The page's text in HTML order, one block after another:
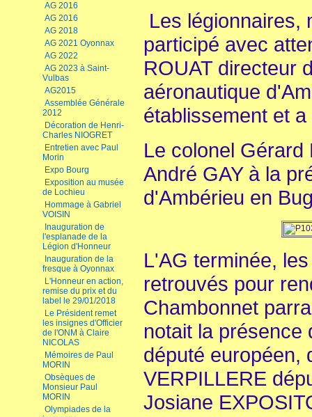
AG 2016
AG 2016
AG 2018
AG 2021 Oyonnax
AG 2022
AG 2023 à Saint-
Vulbas
AG2015
Assemblée Générale
2012
Décoration de Henri-
Charles NIOGRET
Entretien avec Paul
Morin
Expo Bourg
Exposition au musée
de Lochieu
Hommage à Gabriel
VOISIN
Inauguration de
l'esplanade de la
Légion d'Honneur
Inauguration de la
fresque à Oyonnax
L'Honneur en action,
remise du prix et du
label le 29/01/2018
Le Président remet
les insignes d'Officier
de l'ONM à Claire
NICOLAS
Mémoires de Paul
MORIN
Obsèques de
Monsieur Paul
MORIN
Olympiades de la
Les légionnaires,
participé avec
ROUAT directeur
aéronautique
établissement et
Le colonel
André GAY à la
d'Ambérieu en
L'AG terminée,
retrouvés pour
Chambonnet
notait la présence
député européen,
VERPILLERE
Josiane